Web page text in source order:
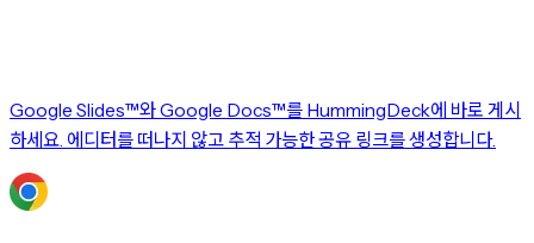
Google Slides™와 Google Docs™를 HummingDeck에 바로 게시
하세요. 에디터를 떠나지 않고 추적 가능한 공유 링크를 생성합니다.